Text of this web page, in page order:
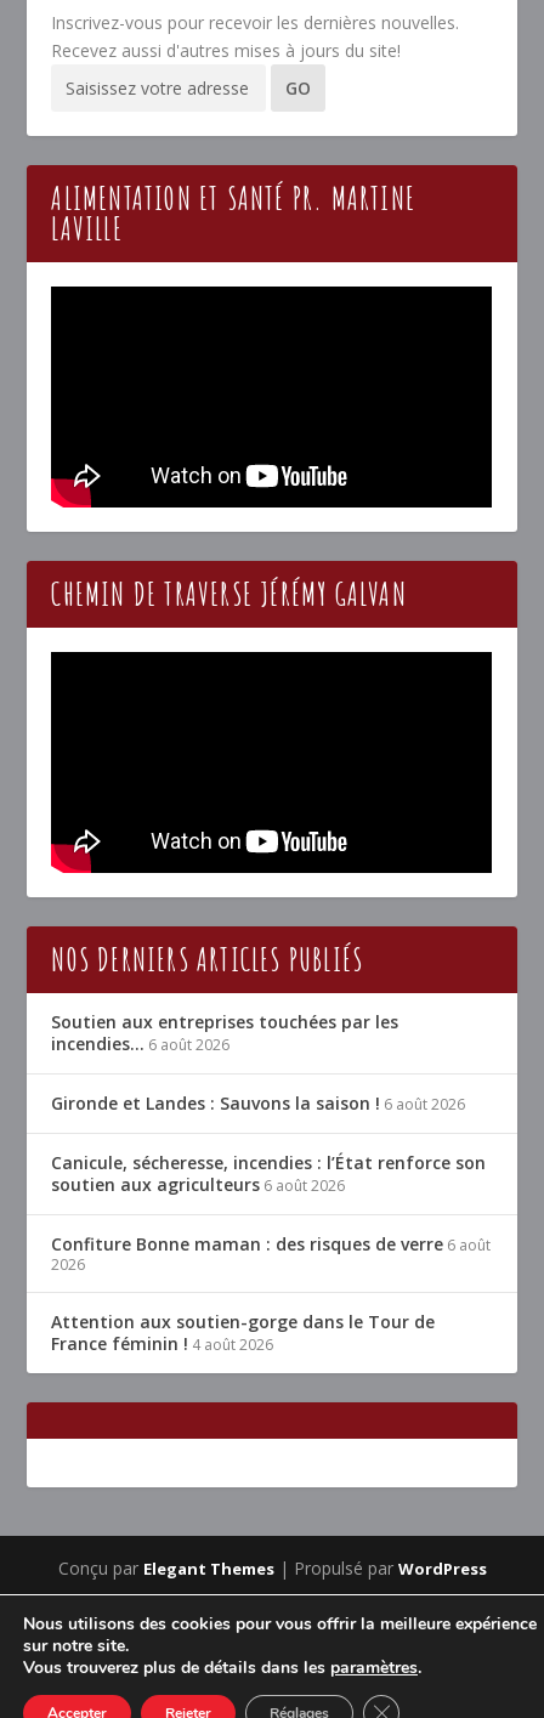
Inscrivez-vous pour recevoir les dernières nouvelles.
Recevez aussi d'autres mises à jours du site!
ALIMENTATION ET SANTÉ PR. MARTINE
LAVILLE
CHEMIN DE TRAVERSE JÉRÉMY GALVAN
NOS DERNIERS ARTICLES PUBLIÉS
Soutien aux entreprises touchées par les
incendies… 6 août 2026
Gironde et Landes : Sauvons la saison ! 6 août 2026
Canicule, sécheresse, incendies : l’État renforce son
soutien aux agriculteurs 6 août 2026
Confiture Bonne maman : des risques de verre 6 août
2026
Attention aux soutien-gorge dans le Tour de
France féminin ! 4 août 2026
Conçu par Elegant Themes| Propulsé par WordPress
Contact
Nous utilisons des cookies pour vous offrir la meilleure expérience
sur notre site.
Vous trouverez plus de détails dans les paramètres.
Accepter Rejeter Réglages CLOSE GDPR